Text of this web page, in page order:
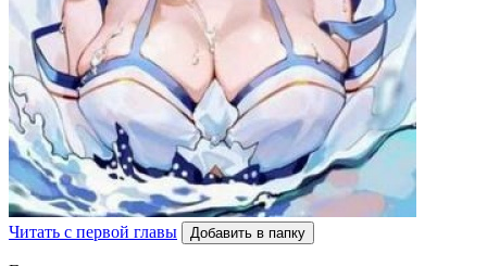
Читать с первой главы Добавить в папку